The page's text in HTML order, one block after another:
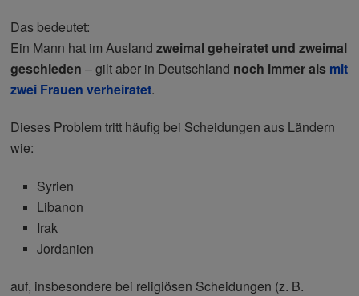
Das bedeutet:
Ein Mann hat im Auslandzweimal geheiratet und zweimal
geschieden – gilt aber in Deutschland noch immer als mit
zwei Frauen verheiratet.
Dieses Problem tritt häufig bei Scheidungen aus Ländern
wie:
Syrien
Libanon
Irak
Jordanien
auf, insbesondere bei religiösen Scheidungen (z. B.